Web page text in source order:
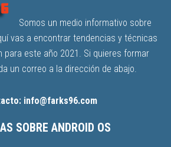
Somos un medio informativo sobre
vas a encontrar tendencias y técnicas
para este año 2021. Si quieres formar
un correo a la dirección de abajo.
info@farks96.com
SOBRE ANDROID OS